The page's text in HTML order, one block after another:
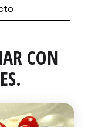
CON